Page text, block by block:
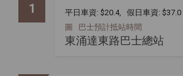
1 平日車資: $20.4, 假日車資: $37.0
圖
巴士預計抵站時間
東涌達東路巴士總站